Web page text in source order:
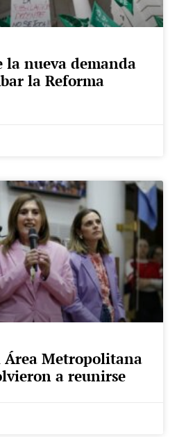
la nueva demanda
la Reforma
Área Metropolitana
a reunirse